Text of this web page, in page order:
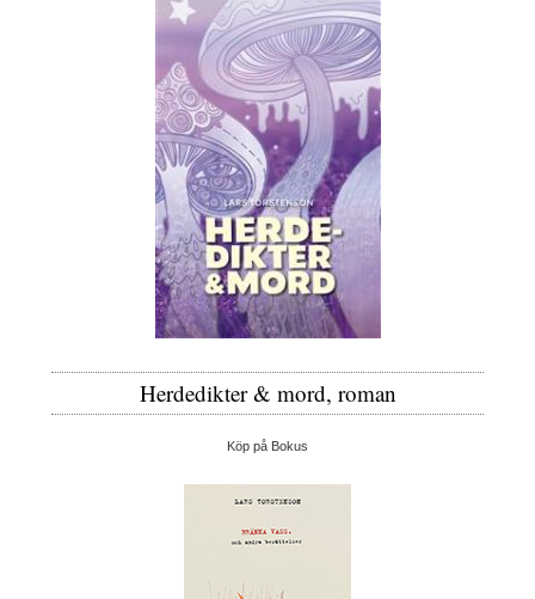
Herdedikter & mord, roman
Köp på Bokus